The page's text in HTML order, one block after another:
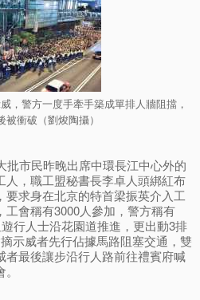
，警方一度手牽手築成單排人牆阻擋，
被衝破（劉焌陶攝）
批市民昨晚出席中環長江中心外的
，職工盟秘書長李卓人頭綁紅布
求身在北京的特首梁振英介入工
會稱有3000人參加，警方稱有
行人士沿花園道推進，更出動3排
示威者先行佔據馬路阻塞交通，雙
最後讓步沿行人路前往禮賓府喊